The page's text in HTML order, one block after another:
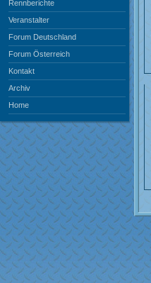
Rennberichte
Veranstalter
Forum Deutschland
Forum Österreich
Kontakt
Archiv
Home